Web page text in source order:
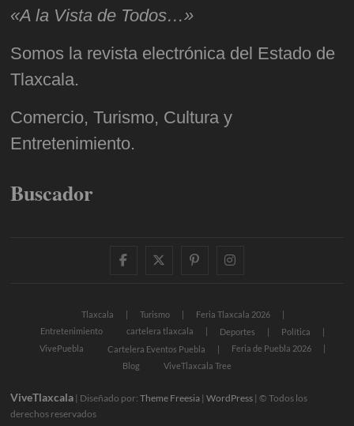
«A la Vista de Todos…»
Somos la revista electrónica del Estado de
Tlaxcala.
Comercio, Turismo, Cultura y
Entretenimiento.
Buscador
facebooktwitter
pinterestinstagram
Tlaxcala Turismo
Feria Tlaxcala 2026
Entretenimiento
cartelera tlaxcala Deportes
Política
VivePuebla
Cartelera Eventos Puebla
Feria de Puebla 2026
Blog
ViveTlaxcala Tree
ViveTlaxcala | Diseñado por:Theme Freesia |WordPress | © Todos los
derechos reservados